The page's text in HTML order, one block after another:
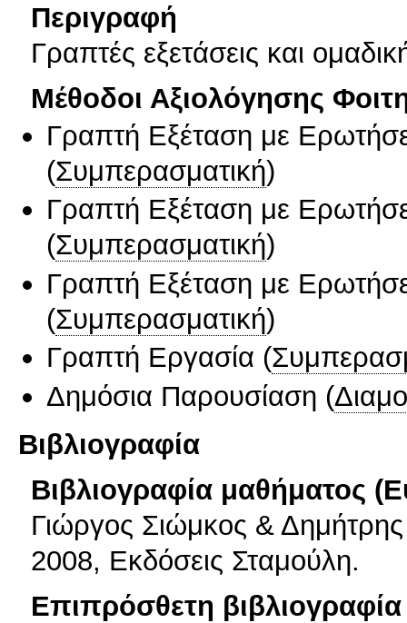
Περιγραφή
Γραπτές εξετάσεις και
Μέθοδοι Αξιολόγησης
Γραπτή Εξέταση με
(Συμπερασματική)
Γραπτή Εξέταση με
(Συμπερασματική)
Γραπτή Εξέταση με
(Συμπερασματική)
Γραπτή Εργασία (
Δημόσια Παρουσίαση (
Βιβλιογραφία
Βιβλιογραφία μαθήματος
Γιώργος Σιώμκος &
2008, Εκδόσεις Σταμούλη.
Επιπρόσθετη βιβλιογραφία